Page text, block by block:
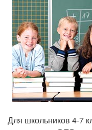
Для школьников 4-7